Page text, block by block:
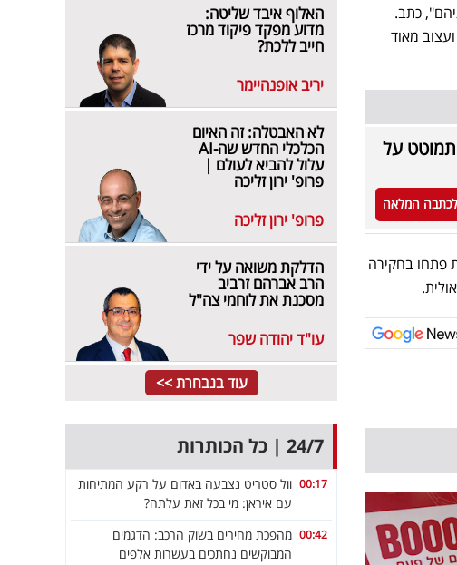
כתב.
מאוד
התמוטט על
לכתבה המלאה
פתחו בחקירה
האלוף איבד שליטה:
מדוע מפקד פיקוד מרכז
חייב ללכת?
יריב אופנהיימר
לא האבטלה: זה האיום
הכלכלי החדש שה-AI
עלול להביא לעולם |
פרופ' ירון זליכה
פרופ' ירון זליכה
הדלקת משואה על ידי
הרב אברהם זרביב
מסכנת את לוחמי צה"ל
עו"ד יהודה שפר
עוד בנבחרת >>
24/7 | כל הכותרות
00:17 וול סטריט נצבעה באדום על רקע המתיחות
עם איראן: מי בכל זאת עלתה?
00:42 מהפכת מחירים בשוק הרכב: הדגמים
המבוקשים נחתכים בעשרות אלפים